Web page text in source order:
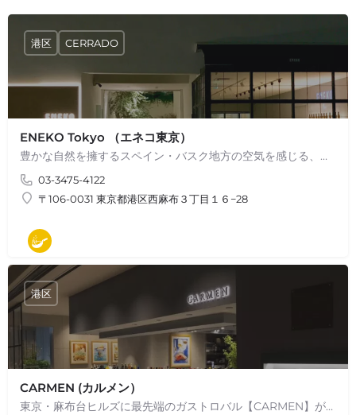
ENEKO Tokyo （エネコ東京）
豊かな自然を擁するスペイン・バスク地方の空気を感じる、食の喜びに溢れたバスクガストロノミー。…
03-3475-4122
〒106-0031 東京都港区西麻布３丁目１６−28
港区 CERRADO
モダン料理
CARMEN (カルメン）
東京・麻布台ヒルズに最先端のガストロバル【CARMEN】が2023年11月に誕生 スペインの三つ星レストランSant…
港区